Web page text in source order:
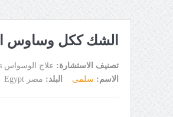
الشك ككل وساوس
تصنيف الاستشارة: علاج الوسواس OCSDs فقهي معرفي ديني Religious CBT
الاسم: سلمى البلد: مصر Egypt